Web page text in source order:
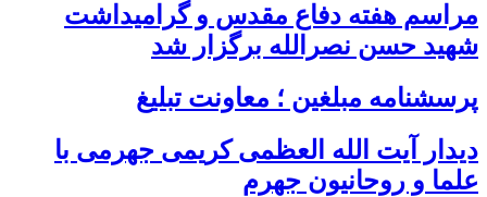
مراسم هفته دفاع مقدس و گرامیداشت
شهید حسن نصرالله برگزار شد
پرسشنامه مبلغین ؛ معاونت تبلیغ
دیدار آیت الله العظمی کریمی جهرمی با
علما و روحانیون جهرم